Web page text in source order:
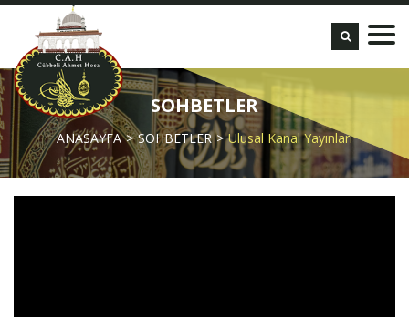
SOHBETLER
ANASAYFA SOHBETLER Ulusal Kanal Yayınları